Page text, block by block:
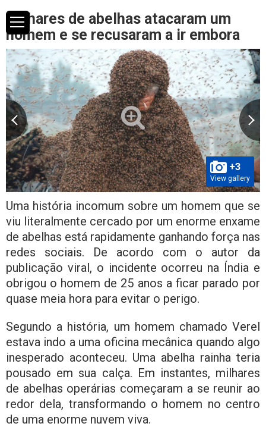
Milhares de abelhas atacaram um
homem e se recusaram a ir embora
+3
View gallery
Uma história incomum sobre um homem que se
viu literalmente cercado por um enorme enxame
de abelhas está rapidamente ganhando força nas
redes sociais. De acordo com o autor da
publicação viral, o incidente ocorreu na Índia e
obrigou o homem de 25 anos a ficar parado por
quase meia hora para evitar o perigo.
Segundo a história, um homem chamado Verel
estava indo a uma oficina mecânica quando algo
inesperado aconteceu. Uma abelha rainha teria
pousado em sua calça. Em instantes, milhares
de abelhas operárias começaram a se reunir ao
redor dela, transformando o homem no centro
de uma enorme nuvem viva.